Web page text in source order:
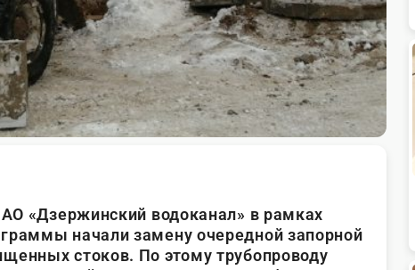
«Дзержинский водоканал» в рамках
начали замену очередной запорной
стоков. По этому трубопроводу